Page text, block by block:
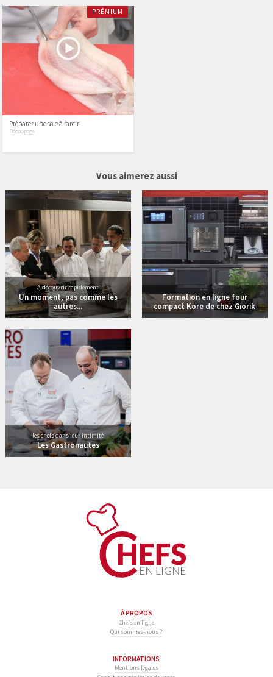
PRÉMIUM
Préparer une sole à farcir
Découpage
Vous aimerez aussi
A découvrir rapidement
Un moment, pas comme les
autres...
Formation en ligne four
compact Kore de chez Giorik
les chefs dans leur intimité
Les Gastronautes
11 vidéos
À PROPOS
Chefs en ligne
Qui sommes-nous ?
INFORMATIONS
Mentions légales